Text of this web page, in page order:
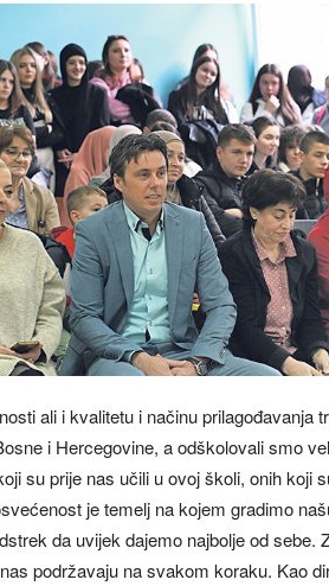
ali i kvalitetu i načinu prilagođavanja
i Hercegovine, a odškolovali smo
su prije nas učili u ovoj školi, onih koji
je temelj na kojem gradimo
da uvijek dajemo najbolje od sebe.
podržavaju na svakom koraku. Kao